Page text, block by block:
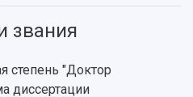
должностей научных
звания
степень "Доктор
диссертации